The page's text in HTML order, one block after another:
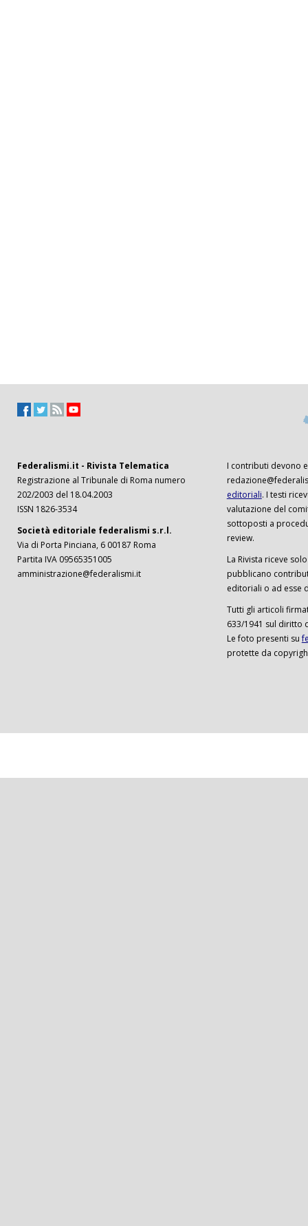
Federalismi.it - Rivista Telematica
Registrazione al Tribunale di Roma numero
202/2003 del 18.04.2003
ISSN 1826-3534
Società editoriale federalismi s.r.l.
Via di Porta Pinciana, 6 00187 Roma
Partita IVA 09565351005
amministrazione@federalismi.it
I contributi devono
editoriali. I testi
valutazione del
sottoposti a
review.
La Rivista riceve
pubblicano
editoriali o ad esse
Tutti gli articoli
633/1941 sul diritto
Le foto presenti su
protette da